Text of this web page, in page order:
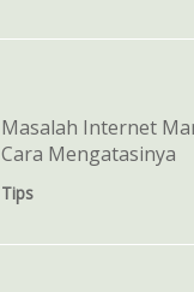
Masalah Internet
Cara Mengatasinya
Tips